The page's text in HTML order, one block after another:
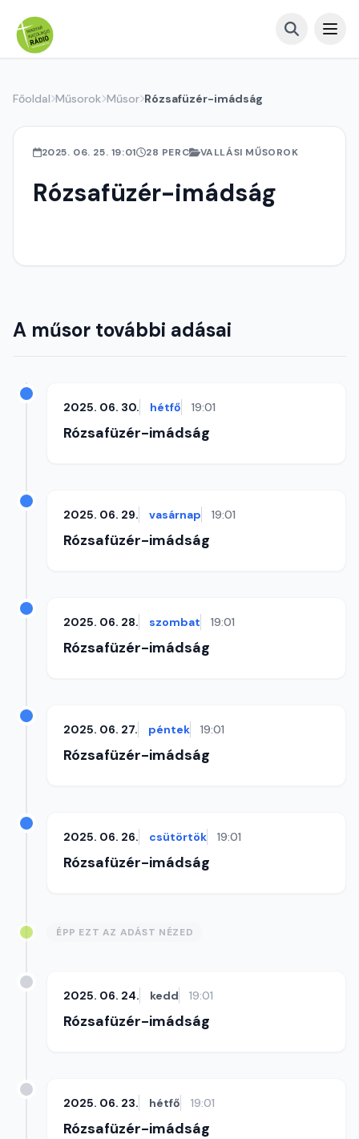
Főoldal Műsorok Műsor Rózsafüzér-imádság
2025. 06. 25. 19:01 28 PERC VALLÁSI MŰSOROK
Rózsafüzér-imádság
A műsor további adásai
2025. 06. 30. hétfő 19:01
Rózsafüzér-imádság
2025. 06. 29. vasárnap 19:01
Rózsafüzér-imádság
2025. 06. 28. szombat 19:01
Rózsafüzér-imádság
2025. 06. 27. péntek 19:01
Rózsafüzér-imádság
2025. 06. 26. csütörtök 19:01
Rózsafüzér-imádság
ÉPP EZT AZ ADÁST NÉZED
2025. 06. 24. kedd 19:01
Rózsafüzér-imádság
2025. 06. 23. hétfő 19:01
Rózsafüzér-imádság